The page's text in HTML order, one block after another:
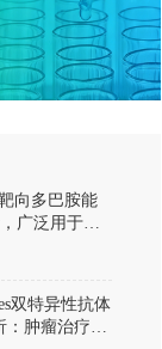
v
i
g
a
向多巴胺能
广泛用于构
可触发线粒
。其经典应
脑黑质致密
从而可靠模
双特异性抗体
：肿瘤治疗的